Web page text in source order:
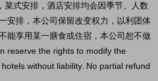
菜式安排，酒店安排均会因季节、人数
安排，本公司保留改变权力，以利团体
能享用某一膳食或住宿，本公司恕不做
reserve the rights to modify the
without liability. No partial refund